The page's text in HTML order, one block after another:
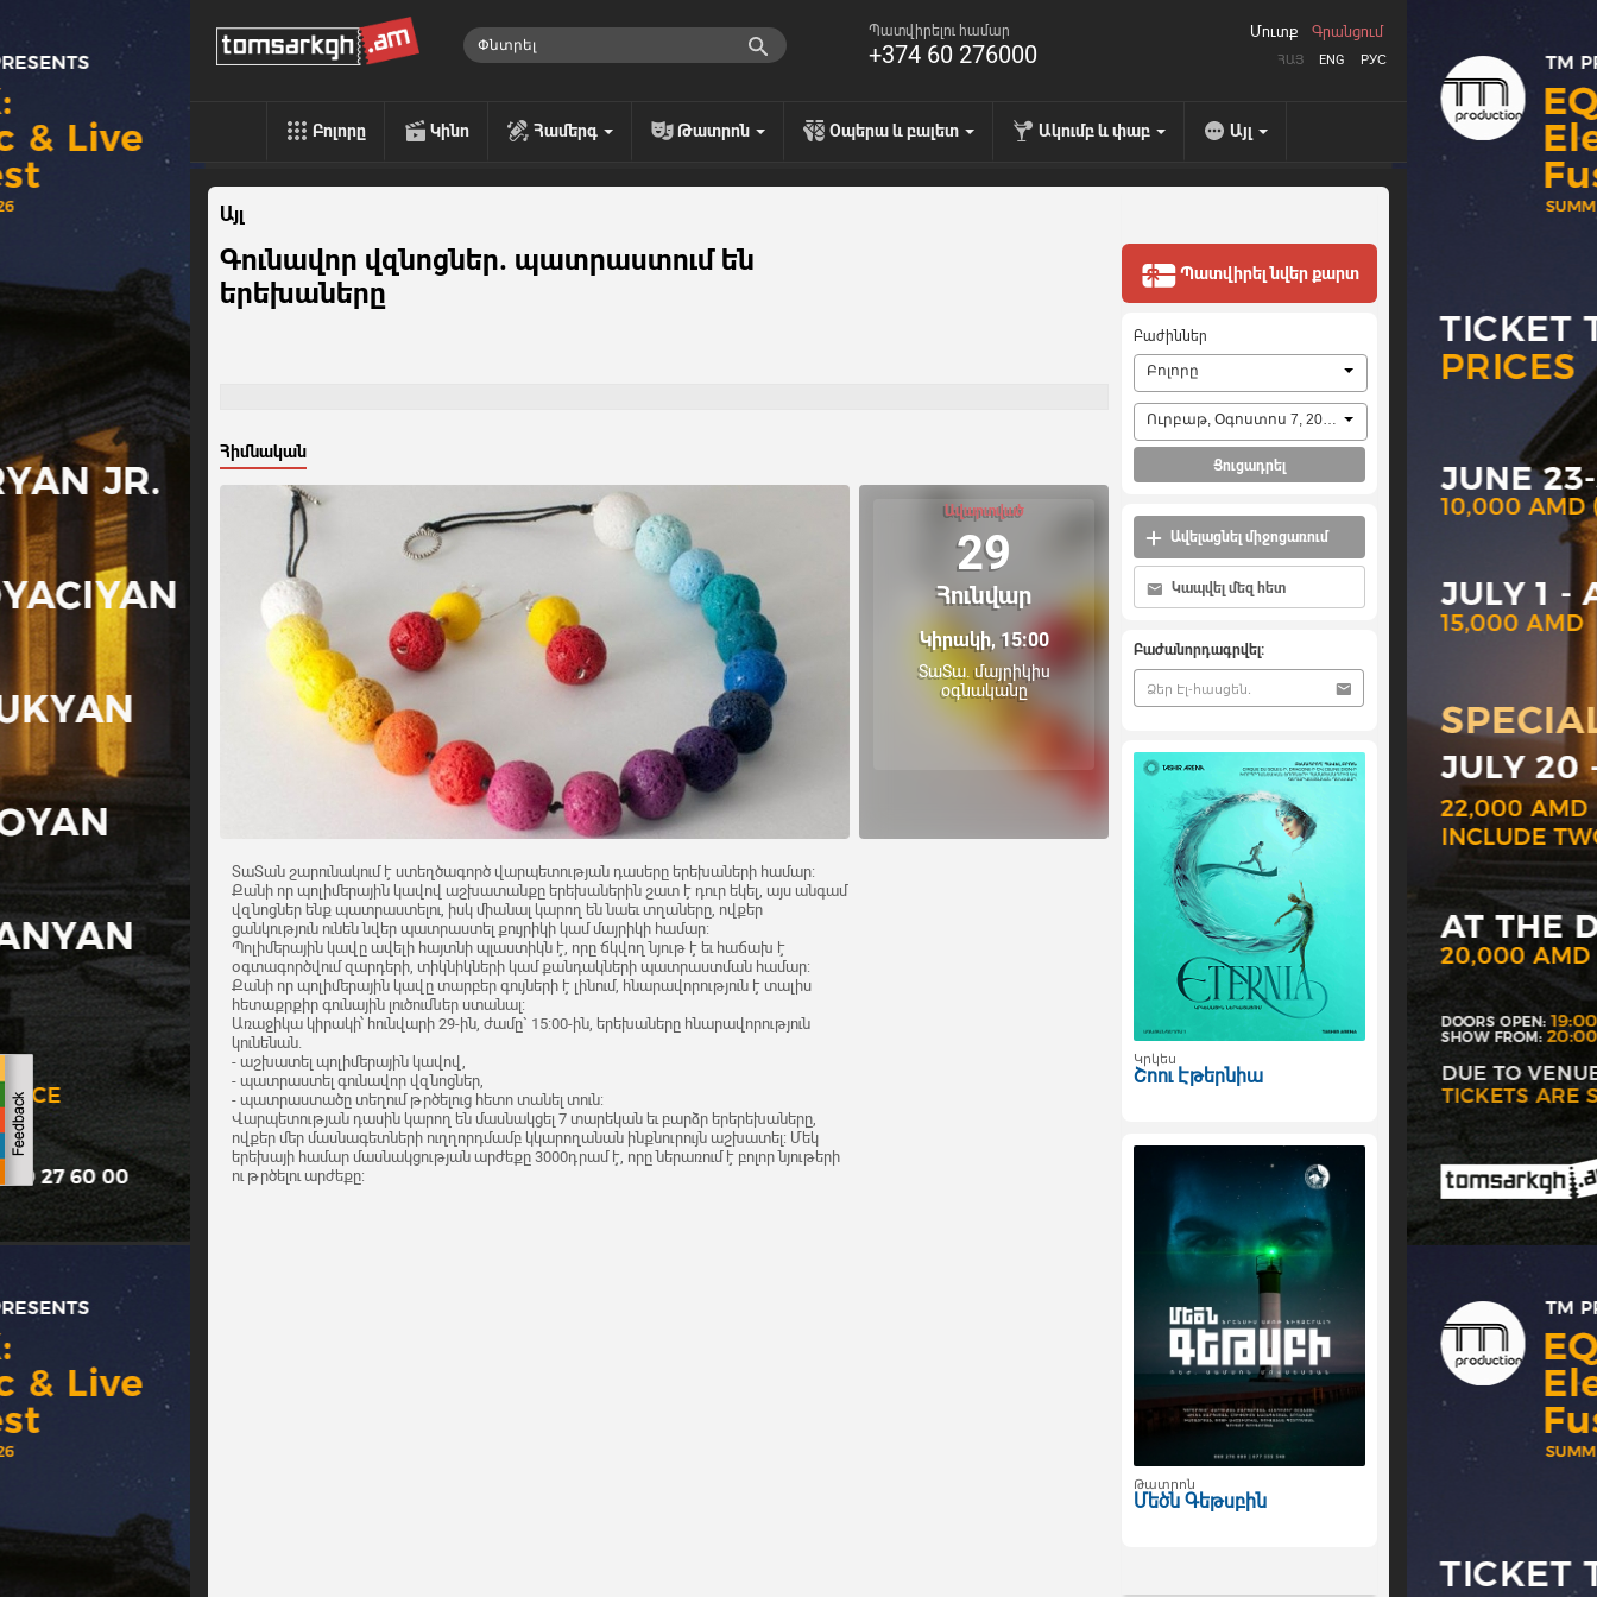
Պատվիրելու համար
+374 60 276000 ՀԱՅ ENG РУС
Մուտք Գրանցում
Բոլորը Կինո Համերգ Թատրոն Օպերա և բալետ Ակումբ և փաբ Այլ
Այլ
Գունավոր վզնոցներ. պատրաստում են
երեխաները
Հիմնական
Ավարտված
29
Հունվար
Կիրակի, 15:00
ՏաՏա. մայրիկիս
օգնականը
ՏաՏան շարունակում է ստեղծագործ վարպետության դասերը երեխաների համար:
Քանի որ պոլիմերային կավով աշխատանքը երեխաներին շատ է դուր եկել, այս անգամ
վզնոցներ ենք պատրաստելու, իսկ միանալ կարող են նաեւ տղաները, ովքեր
ցանկություն ունեն նվեր պատրաստել քույրիկի կամ մայրիկի համար:
Պոլիմերային կավը ավելի հայտնի պլաստիկն է, որը ճկվող նյութ է եւ հաճախ է
օգտագործվում զարդերի, տիկնիկների կամ քանդակների պատրաստման համար:
Քանի որ պոլիմերային կավը տարբեր գույների է լինում, հնարավորություն է տալիս
հետաքրքիր գունային լուծումներ ստանալ:
Առաջիկա կիրակի՝ հունվարի 29-ին, ժամը` 15:00-ին, երեխաները հնարավորություն
կունենան.
- աշխատել պոլիմերային կավով,
- պատրաստել գունավոր վզնոցներ,
- պատրաստածը տեղում թրծելուց հետո տանել տուն:
Վարպետության դասին կարող են մասնակցել 7 տարեկան եւ բարձր երերեխաները,
ովքեր մեր մասնագետների ուղղորդմամբ կկարողանան ինքնուրույն աշխատել: Մեկ
երեխայի համար մասնակցության արժեքը 3000դրամ է, որը ներառում է բոլոր նյութերի
ու թրծելու արժեքը:
Պատվիրել նվեր քարտ
Բաժիններ
Բոլորը
Ուրբաթ, Օգոստոս 7, 2026
Ցուցադրել
Ավելացնել միջոցառում
Կապվել մեզ հետ
Բաժանորդագրվել:
Կրկես
Շոու Էթերնիա
Թատրոն
Մեծն Գեթսբին